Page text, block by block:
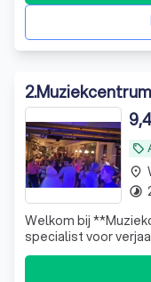
2.
local_offer
9,4
Welkom bij
specialist voor
bedrijfsfeest. Dit is waar muziek en sfeer samenkomen en
leiden tot
place
timelapse